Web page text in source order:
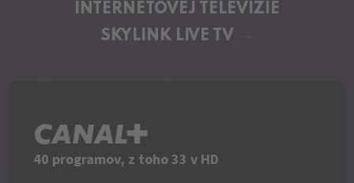
INTERNETOVEJ TELEVÍZIE
SKYLINK LIVE TV
C+
40 programov, z toho 33 v HD